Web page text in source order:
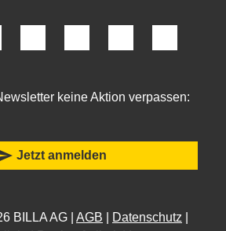
keine Aktion verpassen:
Jetzt anmelden
BILLA AG | AGB Datenschutz